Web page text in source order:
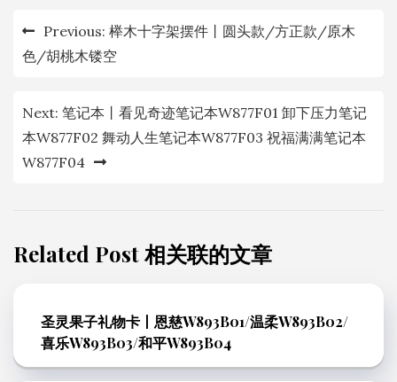
文
章
航
Previous: 榉木十字架摆件丨圆头款/方正款/原木
色/胡桃木镂空
Next: 笔记本丨看见奇迹笔记本W877F01 卸下压力笔记
本W877F02 舞动人生笔记本W877F03 祝福满满笔记本
W877F04
Related Post 相关联的文章
圣灵果子礼物卡丨恩慈W893B01/温柔W893B02/
喜乐W893B03/和平W893B04